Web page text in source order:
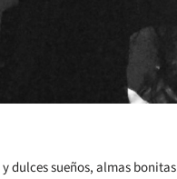
dulces sueños, almas bonitas